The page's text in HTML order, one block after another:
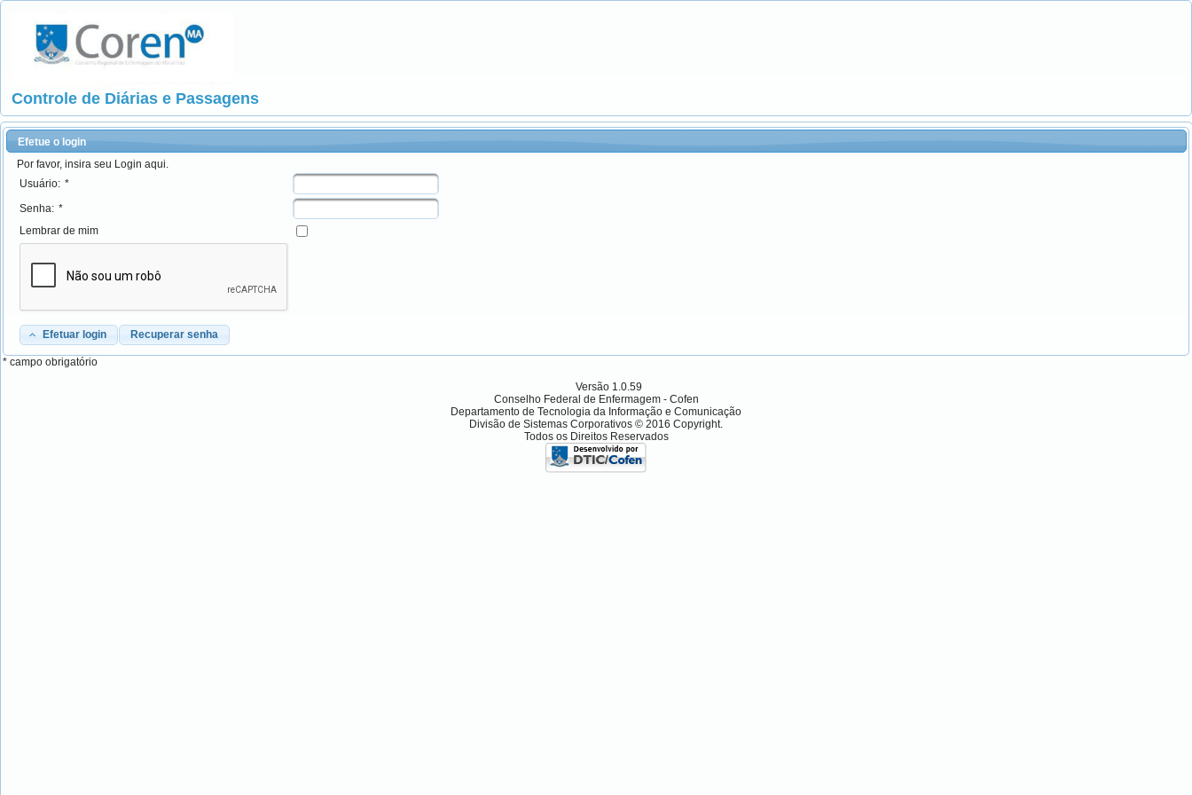
Controle de Diárias e Passagens
Efetue o login
Por favor, insira seu Login aqui.
Usuário: *
Senha: *
Lembrar de mim
Efetuar login Recuperar senha
* campo obrigatório
Versão 1.0.59
Conselho Federal de Enfermagem - Cofen
Departamento de Tecnologia da Informação e Comunicação
Divisão de Sistemas Corporativos © 2016 Copyright.
Todos os Direitos Reservados